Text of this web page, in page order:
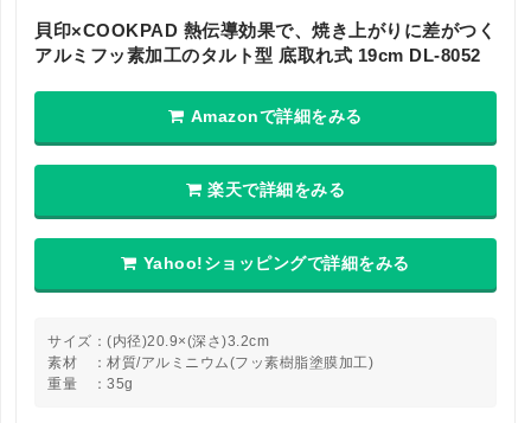
貝印×COOKPAD 熱伝導効果で、焼き上がりに差がつく
アルミフッ素加工のタルト型 底取れ式 19cm DL-8052
Amazonで詳細をみる
楽天で詳細をみる
Yahoo!ショッピングで詳細をみる
サイズ：(内径)20.9×(深さ)3.2cm
素材 ：材質/アルミニウム(フッ素樹脂塗膜加工)
重量 ：35g